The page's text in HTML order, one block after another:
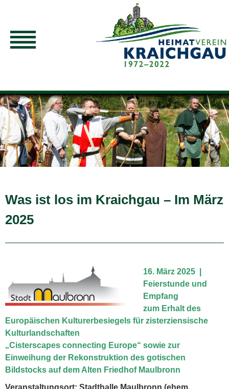
Was ist los im Kraichgau – Im März
2025
16. März 2025
Feierstunde und
Empfang
zum Erhalt des
Europäischen Kulturerbesiegels für zisterziensische
Kulturlandschaften
„Cisterscapes connecting Europe“ sowie zur
Einweihung der Rekonstruktion des gotischen
Bildstocks auf dem Alten Friedhof Maulbronn
Veranstaltungsort: Stadthalle Maulbronn (ehem.